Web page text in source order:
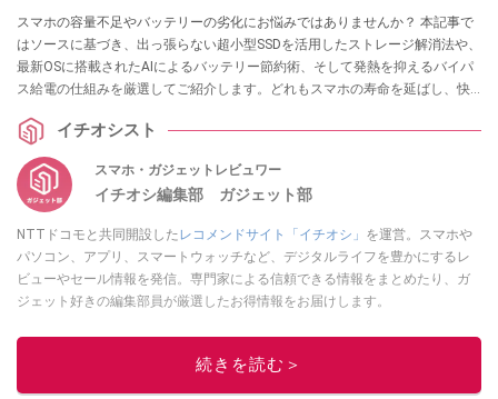
スマホの容量不足やバッテリーの劣化にお悩みではありませんか？ 本記事で
はソースに基づき、出っ張らない超小型SSDを活用したストレージ解消法や、
最新OSに搭載されたAIによるバッテリー節約術、そして発熱を抑えるバイパ
ス給電の仕組みを厳選してご紹介します。どれもスマホの寿命を延ばし、快
イチオシスト
スマホ・ガジェットレビュワー
イチオシ編集部 ガジェット部
NTTドコモと共同開設した レコメンドサイト「イチオシ」 を運営。スマホや
パソコン、アプリ、スマートウォッチなど、デジタルライフを豊かにするレ
ビューやセール情報を発信。専門家による信頼できる情報をまとめたり、ガ
ジェット好きの編集部員が厳選したお得情報をお届けします。
このイチオシストの他の記事を読む
続きを読む＞